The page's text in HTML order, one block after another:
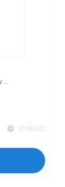
..
17.09.2022